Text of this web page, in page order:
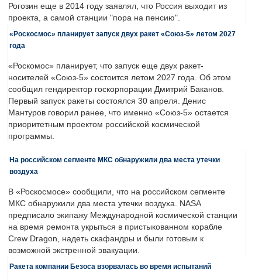
Рогозин еще в 2014 году заявлял, что Россия выходит из
проекта, а самой станции "пора на пенсию".
«Роскосмос» планирует запуск двух ракет «Союз-5» летом 2027
года
«Роскомос» планирует, что запуск еще двух ракет-
носителей «Союз-5» состоится летом 2027 года. Об этом
сообщил гендиректор госкорпорации Дмитрий Баканов.
Первый запуск ракеты состоялся 30 апреля. Денис
Мантуров говорил ранее, что именно «Союз-5» остается
приоритетным проектом российской космической
программы.
На российском сегменте МКС обнаружили два места утечки
воздуха
В «Роскосмосе» сообщили, что на российском сегменте
МКС обнаружили два места утечки воздуха. NASA
предписало экипажу Международной космической станции
на время ремонта укрыться в пристыкованном корабле
Crew Dragon, надеть скафандры и были готовым к
возможной экстренной эвакуации.
Ракета компании Безоса взорвалась во время испытаний